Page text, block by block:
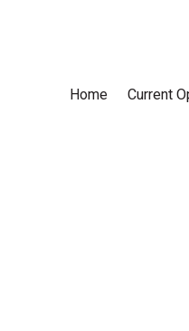
Home Current